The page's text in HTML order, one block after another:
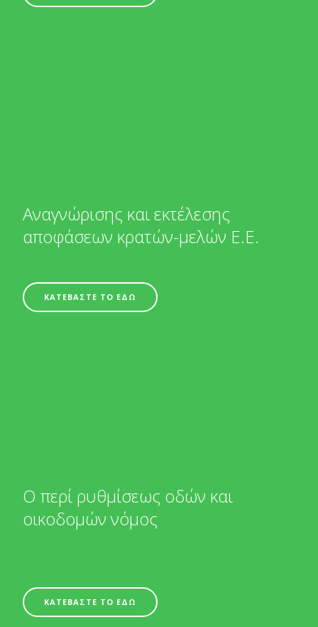
Αναγνώρισης και εκτέλεσης
αποφάσεων κρατών-μελών Ε.Ε.
ΚΑΤΕΒΑΣΤΕ ΤΟ ΕΔΩ
Ο περί ρυθμίσεως οδών και
οικοδομών νόμος
ΚΑΤΕΒΑΣΤΕ ΤΟ ΕΔΩ